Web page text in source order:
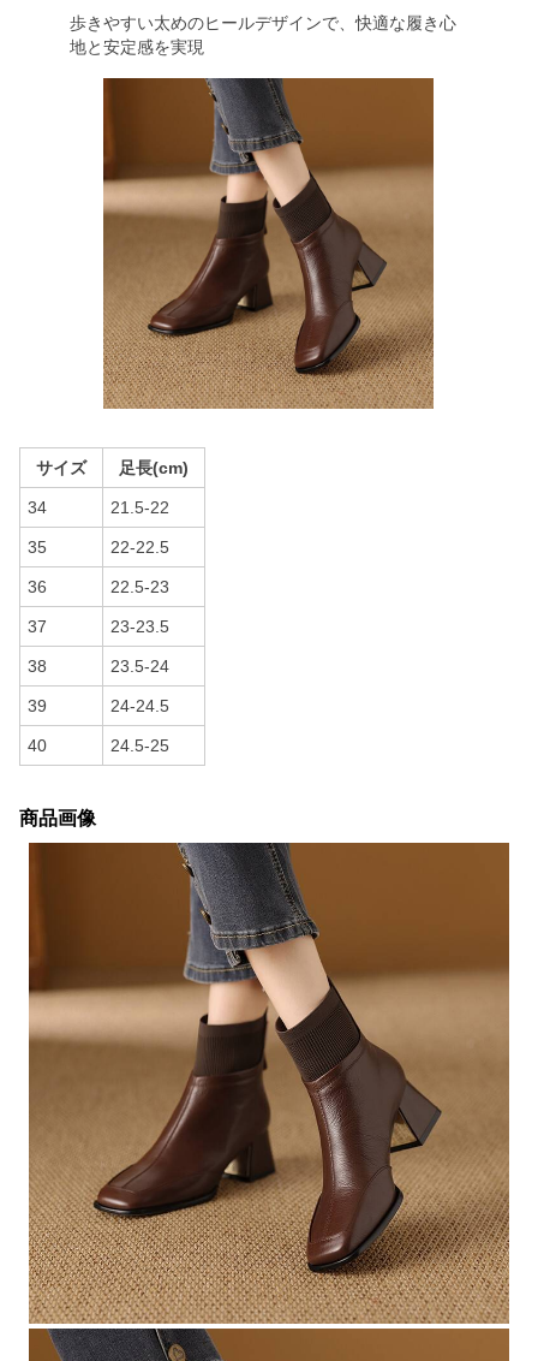
歩きやすい太めのヒールデザインで、快適な履き心
地と安定感を実現
サイズ 足長(cm)
34 21.5-22
35 22-22.5
36 22.5-23
37 23-23.5
38 23.5-24
39 24-24.5
40 24.5-25
商品画像